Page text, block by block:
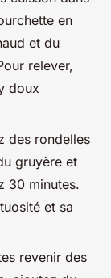
en
et du
relever,
doux
des rondelles
gruyère et
30 minutes.
et sa
revenir des